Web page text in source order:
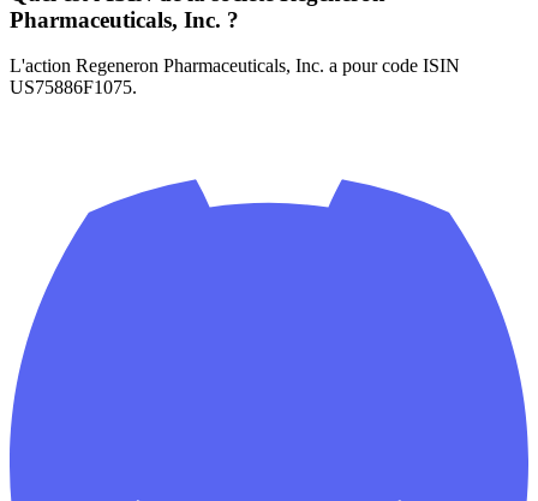
Pharmaceuticals, Inc. ?
L'action Regeneron Pharmaceuticals, Inc. a pour code ISIN
US75886F1075.